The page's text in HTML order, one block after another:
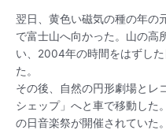
翌日、黄色い磁気の種の年の
で富士山へ向かった。山の高
い、2004年の時間をはずし
た。
その後、自然の円形劇場とレ
シェップ」へと車で移動した
の日音楽祭が開催されていた。